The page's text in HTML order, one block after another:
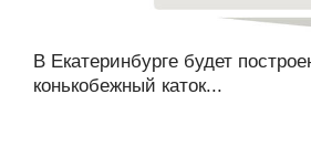
В Екатеринбурге будет
конькобежный каток...